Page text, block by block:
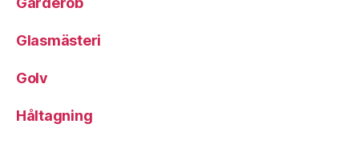
Glasmästeri
Golv
Håltagning